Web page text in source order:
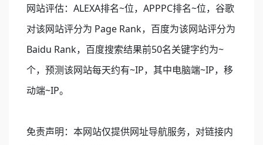
网站评估：ALEXA排名~位，APPPC排名~位，谷歌
对该网站评分为 Page Rank，百度为该网站评分为
Baidu Rank，百度搜索结果前50名关键字约为~
个，预测该网站每天约有~IP，其中电脑端~IP，移
动端~IP。
免责声明：本网站仅提供网址导航服务，对链接内